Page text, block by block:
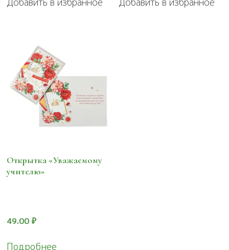
Открытка «Уважаемому
учителю»
49.00 ₽
Подробнее